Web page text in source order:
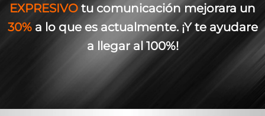
EXPRESIVO tu comunicación mejorara un
30%a lo que es actualmente. ¡Y te ayudare
a llegar al 100%!